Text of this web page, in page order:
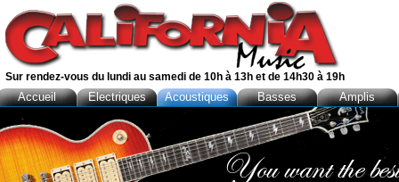
Sur rendez-vous du lundi au samedi de 10h à 13h et de 14h30 à 19h
Accueil Electriques Acoustiques Basses Amplis